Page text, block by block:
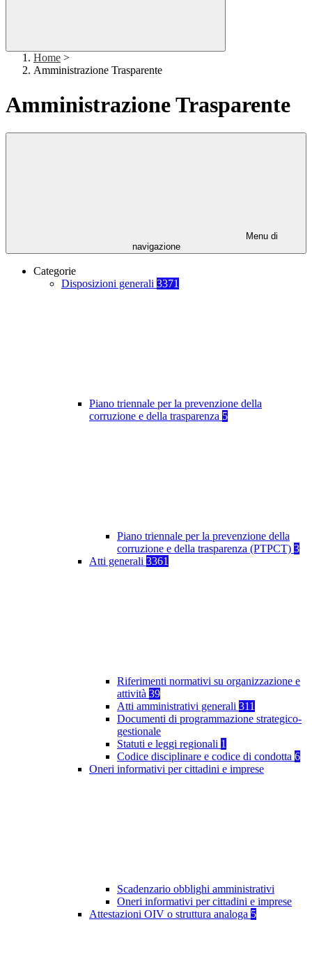
Home >
Amministrazione Trasparente
Amministrazione Trasparente
Menu di
navigazione
Categorie
Disposizioni generali 3371
Piano triennale per la prevenzione della
corruzione e della trasparenza 5
Piano triennale per la prevenzione della
corruzione e della trasparenza (PTPCT) 3
Atti generali 3361
Riferimenti normativi su organizzazione e
attività 39
Atti amministrativi generali 311
Documenti di programmazione strategico-
gestionale
Statuti e leggi regionali 1
Codice disciplinare e codice di condotta 6
Oneri informativi per cittadini e imprese
Scadenzario obblighi amministrativi
Oneri informativi per cittadini e imprese
Attestazioni OIV o struttura analoga 5